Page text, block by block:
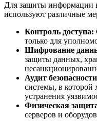
Для защиты информации
используют различные
Контроль доступа:
только для
Шифрование
защиты данных,
Аудит
системы, в которой
устранения
Физическая
серверов и